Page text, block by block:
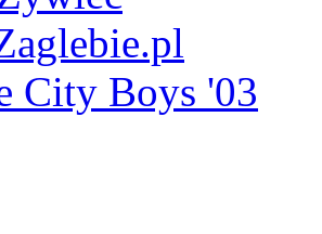
City Boys '03